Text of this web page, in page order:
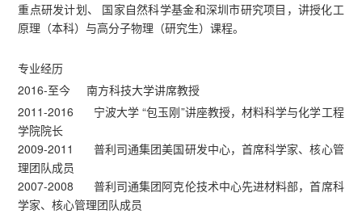
重点研发计划、 国家自然科学基金和深圳市研究项目，讲授化工
原理（本科）与高分子物理（研究生）课程。
专业经历
2016-至今 南方科技大学讲席教授
2011-2016 宁波大学 “包玉刚”讲座教授，材料科学与化学工程
学院院长
2009-2011 普利司通集团美国研发中心，首席科学家、核心管
理团队成员
2007-2008 普利司通集团阿克伦技术中心先进材料部，首席科
学家、核心管理团队成员